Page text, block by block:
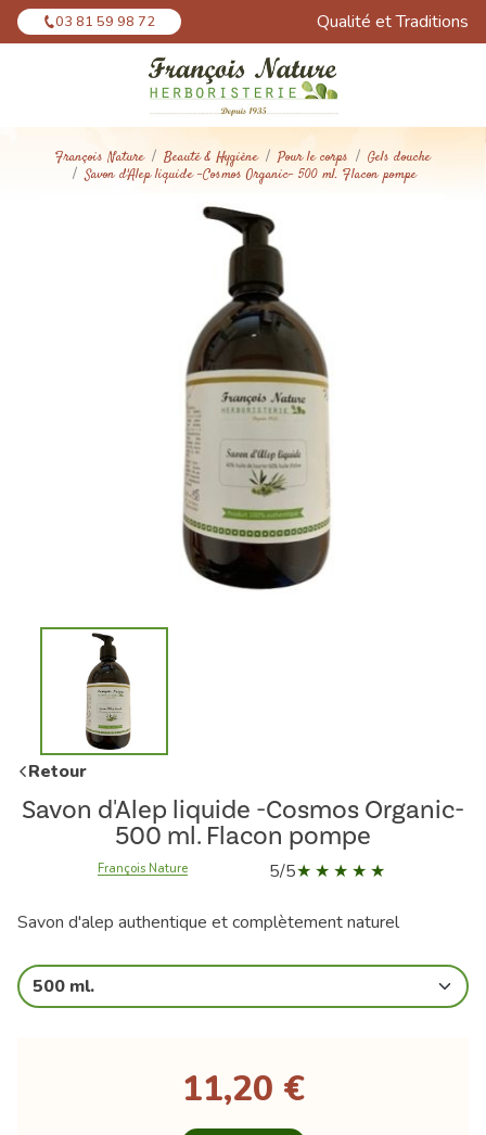
03 81 59 98 72 Qualité et Traditions
François Nature Beauté & Hygiène Pour le corps
Gels douche
Savon d'Alep liquide -Cosmos Organic- 500 ml. Flacon pompe
Retour
Savon d'Alep liquide -Cosmos Organic-
500 ml. Flacon pompe
François Nature 5/5
Savon d'alep authentique et complètement naturel
500 ml.
11,20 €
Panneau de gestion des cookies